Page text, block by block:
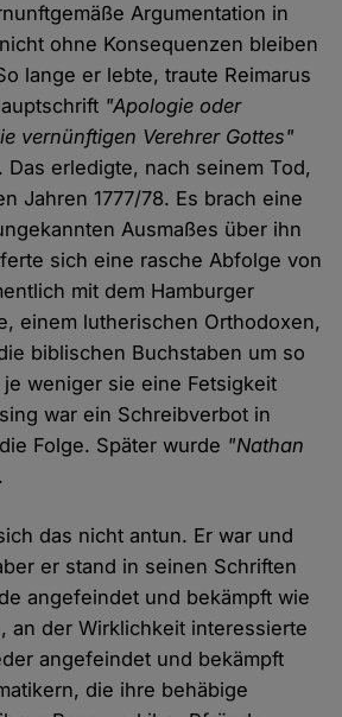
Argumentation in
ohne Konsequenzen bleiben
lange er lebte, traute Reimarus
"Apologie oder
vernünftigen Verehrer Gottes"
erledigte, nach seinem Tod,
Jahren 1777/78. Es brach eine
Ausmaßes über ihn
sich eine rasche Abfolge von
mit dem Hamburger
einem lutherischen Orthodoxen,
biblischen Buchstaben um so
weniger sie eine Fetsigkeit
war ein Schreibverbot in
Folge. Später wurde "Nathan
das nicht antun. Er war und
er stand in seinen Schriften
angefeindet und bekämpft wie
an der Wirklichkeit interessierte
angefeindet und bekämpft
die ihre behäbige